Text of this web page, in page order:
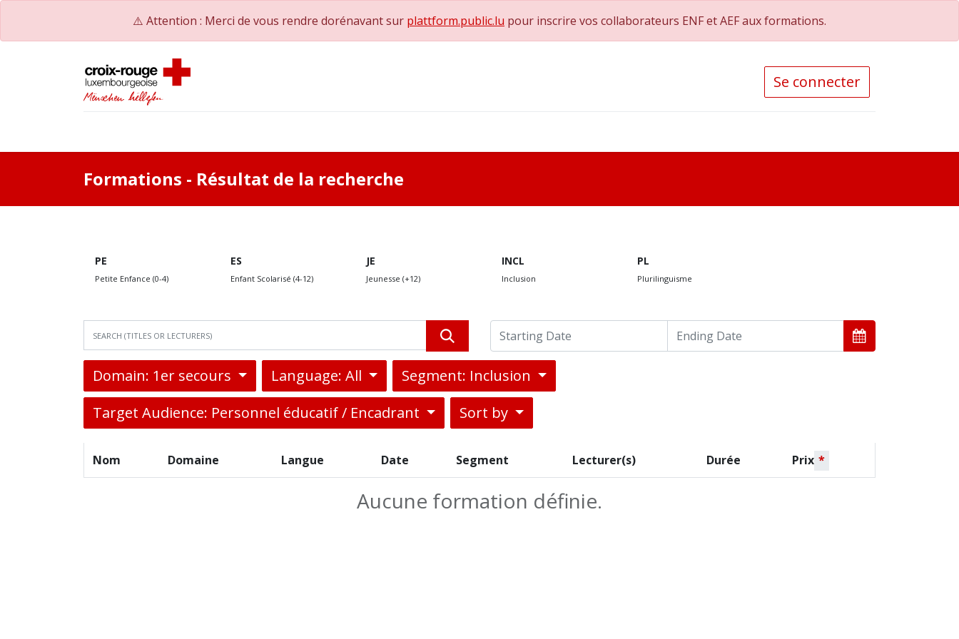
⚠️ Attention : Merci de vous rendre dorénavant sur plattform.public.lu pour inscrire vos collaborateurs ENF et AEF aux formations.
Se connecter
Formations - Résultat de la recherche
PE
Petite Enfance (0-4)
ES
Enfant Scolarisé (4-12)
JE
Jeunesse (+12)
INCL
Inclusion
PL
Plurilinguisme
Domain: 1er secours Language: All
Segment: Inclusion
Target Audience: Personnel éducatif / Encadrant
Sort by
Nom Domaine Langue Date Segment Lecturer(s) Durée Prix *
Aucune formation définie.